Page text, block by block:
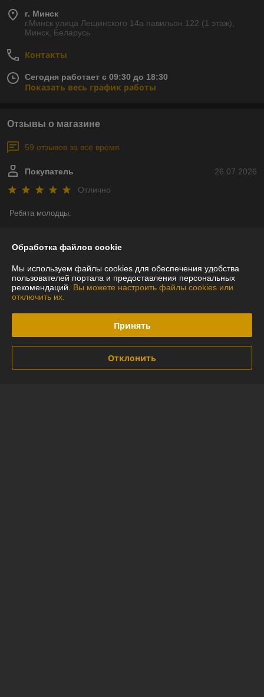
г. Минск
г.Минск улица Лещинского 14а павильон 122 (1 этаж),
Минск, Беларусь
Контакты
Сегодня работает с 09:30 до 18:30
Показать весь график работы
Отзывы о магазине
59 отзывов за всё время
26.07.2026
Покупатель
Отлично
Ребята молодцы.
12.07.2026
Покупатель
Отлично
Сделка подтверждена через корзину
Показать все отзывы
Обработка файлов cookie
Мы используем файлы cookies для обеспечения удобства
пользователей портала и предоставления персональных
рекомендаций. Вы можете настроить файлы cookies или
отключить их.
Принять
Отклонить